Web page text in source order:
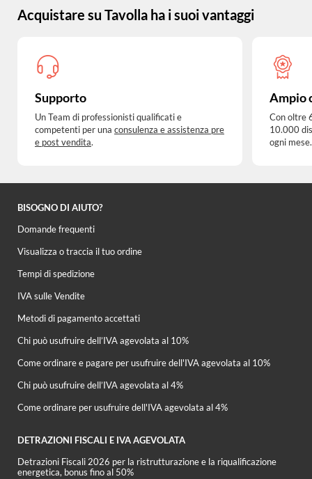
Acquistare su Tavolla ha i suoi vantaggi
Supporto
Un Team di professionisti qualificati e
competenti per una consulenza e assistenza pre
e post vendita.
Ampio
Con oltre
10.000
ogni mese.
BISOGNO DI AIUTO?
Domande frequenti
Visualizza o traccia il tuo ordine
Tempi di spedizione
IVA sulle Vendite
Metodi di pagamento accettati
Chi può usufruire dell’IVA agevolata al 10%
Come ordinare e pagare per usufruire dell'IVA agevolata al 10%
Chi può usufruire dell’IVA agevolata al 4%
Come ordinare per usufruire dell'IVA agevolata al 4%
DETRAZIONI FISCALI E IVA AGEVOLATA
Detrazioni Fiscali 2026 per la ristrutturazione e la riqualificazione
energetica, bonus fino al 50%